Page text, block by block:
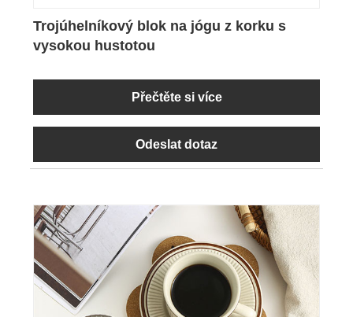
Trojúhelníkový blok na jógu z korku s
vysokou hustotou
Přečtěte si více
Odeslat dotaz